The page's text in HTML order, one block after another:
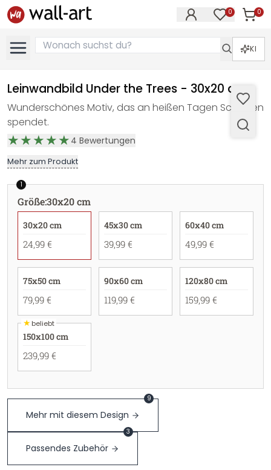
0 0
KI
Leinwandbild Under the Trees - 30x20 cm
Wunderschönes Motiv, das an heißen Tagen Schatten
spendet.
4 Bewertungen
Mehr zum Produkt
1
Größe:30x20 cm
30x20 cm
24,99 €
45x30 cm
39,99 €
60x40 cm
49,99 €
75x50 cm
79,99 €
90x60 cm
119,99 €
120x80 cm
159,99 €
★beliebt
150x100 cm
239,99 €
Mehr mit diesem Design
9
Passendes Zubehör
3